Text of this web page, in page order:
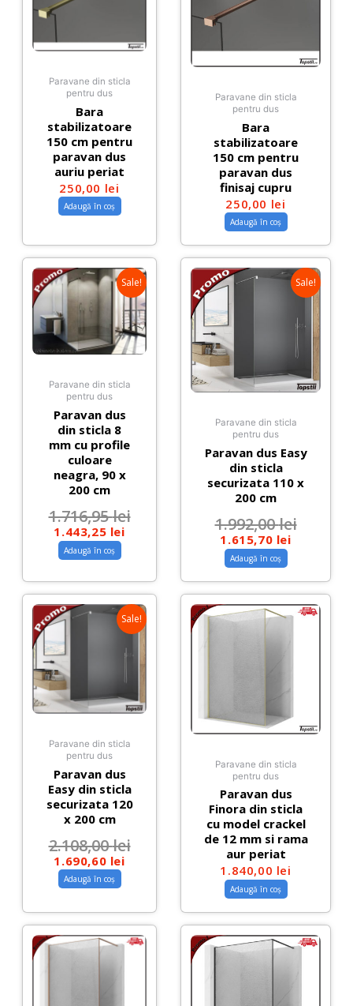
Paravane din sticla
pentru dus
Bara
stabilizatoare
150 cm pentru
paravan dus
auriu periat
250,00 lei
Adaugă în coș
Paravane din sticla
pentru dus
Bara
stabilizatoare
150 cm pentru
paravan dus
finisaj cupru
250,00 lei
Adaugă în coș
Sale!
Paravane din sticla
pentru dus
Paravan dus
din sticla 8
mm cu profile
culoare
neagra, 90 x
200 cm
1.716,95lei
1.443,25 lei
Adaugă în coș
Sale!
Paravane din sticla
pentru dus
Paravan dus Easy
din sticla
securizata 110 x
200 cm
1.992,00lei
1.615,70 lei
Adaugă în coș
Sale!
Paravane din sticla
pentru dus
Paravan dus
Easy din sticla
securizata 120
x 200 cm
2.108,00lei
1.690,60 lei
Adaugă în coș
Paravane din sticla
pentru dus
Paravan dus
Finora din sticla
cu model crackel
de 12 mm si rama
aur periat
1.840,00 lei
Adaugă în coș